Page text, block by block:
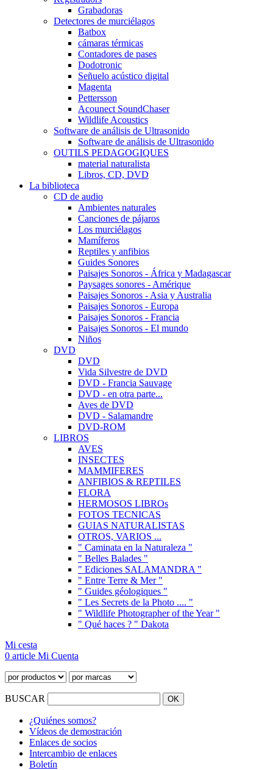
Grabadoras
Detectores de murciélagos
Batbox
cámaras térmicas
Contadores de pases
Dodotronic
Señuelo acústico digital
Magenta
Pettersson
Acounect SoundChaser
Wildlife Acoustics
Software de análisis de Ultrasonido
Software de análisis de Ultrasonido
OUTILS PEDAGOGIQUES
material naturalista
Libros, CD, DVD
La biblioteca
CD de audio
Ambientes naturales
Canciones de pájaros
Los murciélagos
Mamíferos
Reptiles y anfibios
Guides Sonores
Paisajes Sonoros - África y Madagascar
Paysages sonores - Amérique
Paisajes Sonoros - Asia y Australia
Paisajes Sonoros - Europa
Paisajes Sonoros - Francia
Paisajes Sonoros - El mundo
Niños
DVD
DVD
Vida Silvestre de DVD
DVD - Francia Sauvage
DVD - en otra parte...
Aves de DVD
DVD - Salamandre
DVD-ROM
LIBROS
AVES
INSECTES
MAMMIFERES
ANFIBIOS & REPTILES
FLORA
HERMOSOS LIBROs
FOTOS TECNICAS
GUIAS NATURALISTAS
OTROS, VARIOS ...
" Caminata en la Naturaleza "
" Belles Balades "
" Ediciones SALAMANDRA "
" Entre Terre & Mer "
" Guides géologiques "
" Les Secrets de la Photo .... "
" Wildlife Photographer of the Year "
" Qué haces ? " Dakota
Mi cesta
0 article Mi Cuenta
BUSCAR
¿Quiénes somos?
Vídeos de demostración
Enlaces de socios
Intercambio de enlaces
Boletín